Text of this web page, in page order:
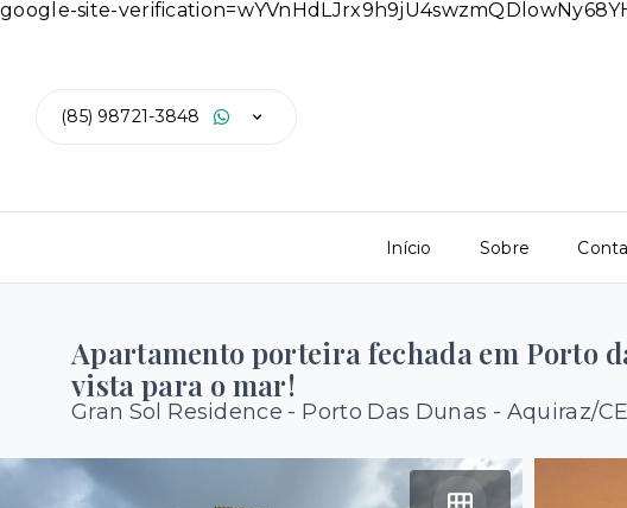
google-site-
(85) 98721-3848
Início Sobre
Apartamento porteira fechada em Porto
vista para o mar!
Gran Sol Residence - Porto Das Dunas - Aquiraz/CE